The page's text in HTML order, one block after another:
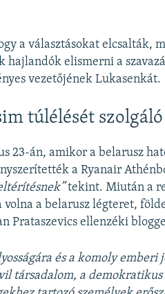
a választásokat elcsalták,
hajlandók elismerni a
vezetőjének Lukasenkát.
túlélését
23-án, amikor a belarusz
a Ryanair
tekint. Miután a
a belarusz légteret,
Prataszevics ellenzéki
és a komoly emberi
társadalom, a demokratikus